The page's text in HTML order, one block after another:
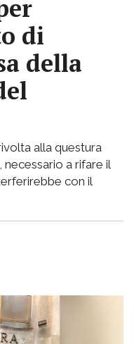
di
della
alla questura
a rifare il
con il